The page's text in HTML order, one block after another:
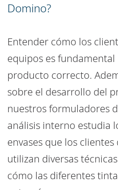
Domino?
Entender cómo los
equipos es
producto correcto.
sobre el desarrollo del
nuestros formuladores
análisis interno estudia
envases que los
utilizan diversas
cómo las diferentes